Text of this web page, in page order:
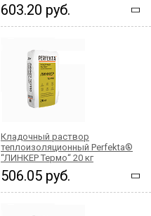
603.20 руб.
Кладочный раствор
теплоизоляционный Perfekta®
“ЛИНКЕР Термо“ 20 кг
506.05 руб.